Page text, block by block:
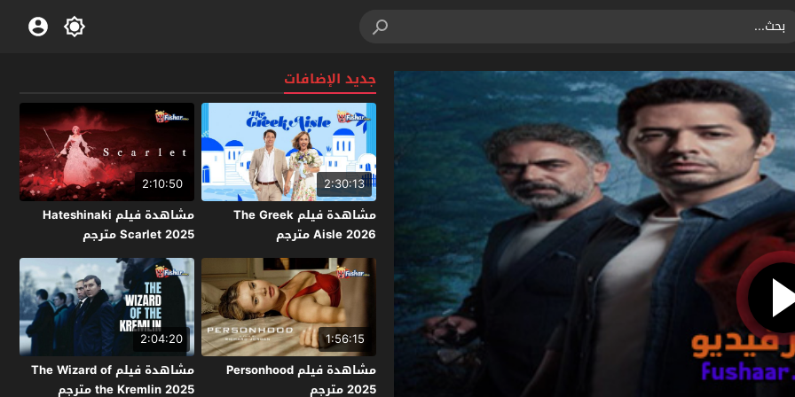
جديد الإضافات
2:30:13
مشاهدة فيلم The Greek
Aisle 2026 مترجم
2:10:50
مشاهدة فيلم Hateshinaki
Scarlet 2025 مترجم
1:56:15
مشاهدة فيلم Personhood
2025 مترجم
2:04:20
مشاهدة فيلم The Wizard of
the Kremlin 2025 مترجم